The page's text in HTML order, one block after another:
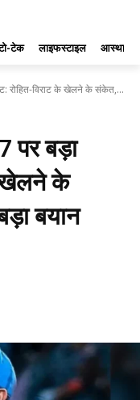
टेक लाइफस्टाइल आस्था
रोहित-विराट के खेलने के संकेत,...
पर बड़ा
खेलने के
बयान